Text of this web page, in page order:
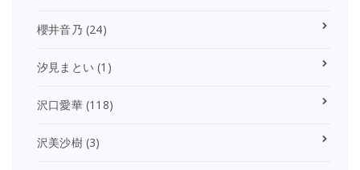
櫻井音乃 (24)
汐見まとい (1)
沢口愛華(118)
沢美沙樹(3)